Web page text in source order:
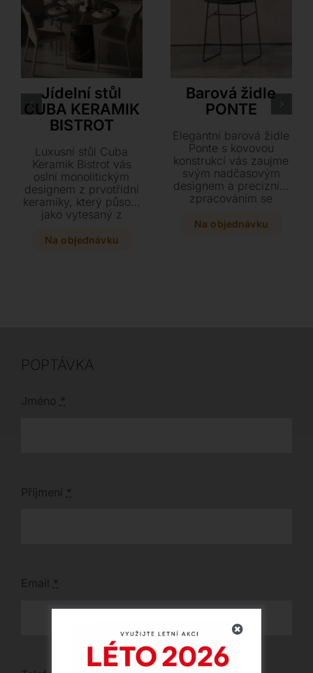
Jídelní stůl
CUBA KERAMIK
BISTROT
Luxusní stůl Cuba
Keramik Bistrot vás
oslní monolitickým
designem z prvotřídní
keramiky, který působí
jako vytesaný z
kamene. Vyberte si z
Na objednávku
Barová židle
PONTE
Elegantní barová židle
Ponte s kovovou
konstrukcí vás zaujme
svým nadčasovým
designem a precizním
zpracováním se
kůže. Tento odlehčený
Na objednávku
POPTÁVKA
Jméno *
Příjmení *
Email *